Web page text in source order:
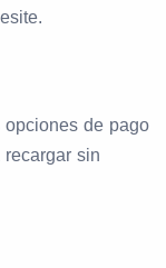
opciones de pago
sin